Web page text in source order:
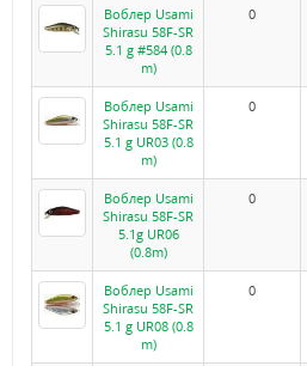
Воблер Usami
Shirasu 58F-SR
5.1 g #584 (0.8
m)
0
Воблер Usami
Shirasu 58F-SR
5.1 g UR03 (0.8
m)
0
Воблер Usami
Shirasu 58F-SR
5.1g UR06
(0.8m)
0
Воблер Usami
Shirasu 58F-SR
5.1 g UR08 (0.8
m)
0